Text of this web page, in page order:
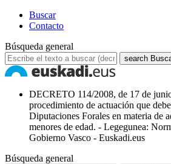
Buscar
Contacto
Búsqueda general
search
DECRETO 114/2008, de 17 de
procedimiento de actuación que
Diputaciones Forales en materia de
menores de edad. - Legegunea:
Gobierno Vasco - Euskadi.eus
Búsqueda general